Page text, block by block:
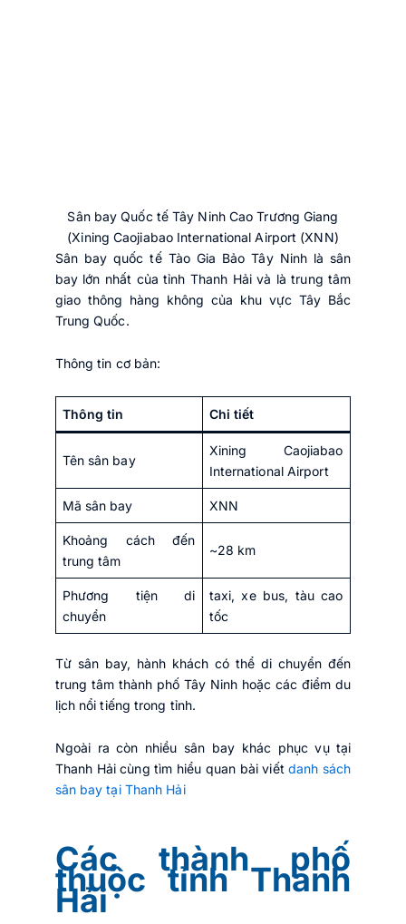
Sân bay Quốc tế Tây Ninh Cao Trương Giang
(Xining Caojiabao International Airport (XNN)
Sân bay quốc tế Tào Gia Bảo Tây Ninh là sân
bay lớn nhất của tỉnh Thanh Hải và là trung tâm
giao thông hàng không của khu vực Tây Bắc
Trung Quốc.
Thông tin cơ bản:
Thông tin Chi tiết
Tên sân bay
Xining Caojiabao
International Airport
Mã sân bay XNN
Khoảng cách đến
trung tâm
~28 km
Phương tiện di
chuyển
taxi, xe bus, tàu cao
tốc
Từ sân bay, hành khách có thể di chuyển đến
trung tâm thành phố Tây Ninh hoặc các điểm du
lịch nổi tiếng trong tỉnh.
Ngoài ra còn nhiều sân bay khác phục vụ tại
Thanh Hải cùng tìm hiểu quan bài viếtdanh sách
sân bay tại Thanh Hải
Các thành phố
thuộc tỉnh Thanh
Hải